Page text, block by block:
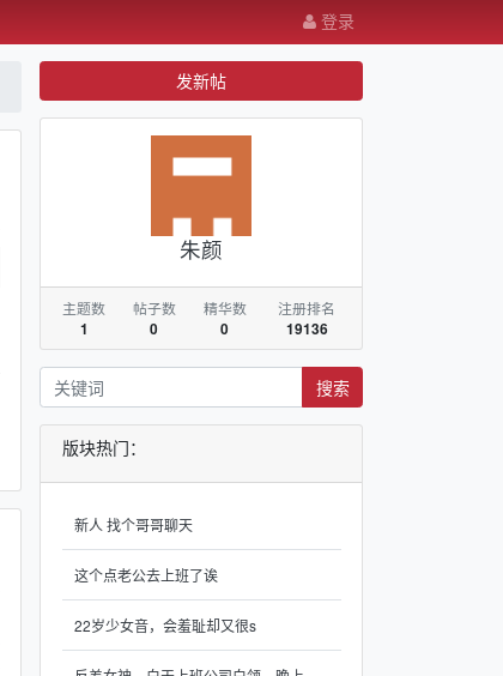
登录
发新帖
朱颜
主题数
1
帖子数
0
精华数
0
注册排名
19136
搜索
版块热门：
新人 找个哥哥聊天
这个点老公去上班了诶
22岁少女音，会羞耻却又很s